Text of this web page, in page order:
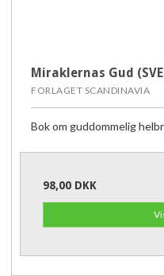
Miraklernas Gud
FORLAGET SCANDINAVIA
Bok om guddommelig
98,00 DKK